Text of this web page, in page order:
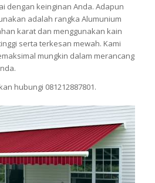
dengan keinginan Anda. Adapun
adalah rangka Alumunium
karat dan menggunakan kain
serta terkesan mewah. Kami
mungkin dalam merancang
hubungi 081212887801.